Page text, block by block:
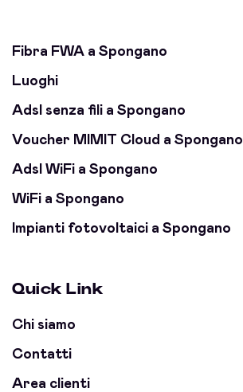
Fibra FWA a Spongano
Luoghi
Adsl senza fili a Spongano
Voucher MIMIT Cloud a Spongano
Adsl WiFi a Spongano
WiFi a Spongano
Impianti fotovoltaici a Spongano
Quick Link
Chi siamo
Contatti
Area clienti